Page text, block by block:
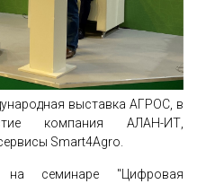
выставка АГРОС, в
компания АЛАН-ИТ,
Smart4Agro.
на семинаре "Цифровая